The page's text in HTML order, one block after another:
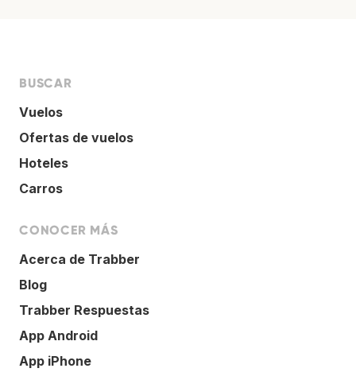
BUSCAR
Vuelos
Ofertas de vuelos
Hoteles
Carros
CONOCER MÁS
Acerca de Trabber
Blog
Trabber Respuestas
App Android
App iPhone